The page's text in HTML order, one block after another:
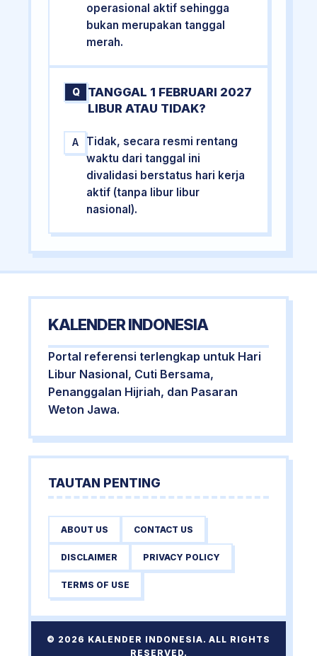
operasional aktif sehingga
bukan merupakan tanggal
merah.
Q
TANGGAL 1 FEBRUARI 2027
LIBUR ATAU TIDAK?
A
Tidak, secara resmi rentang
waktu dari tanggal ini
divalidasi berstatus hari kerja
aktif (tanpa libur libur
nasional).
KALENDER INDONESIA
Portal referensi terlengkap untuk Hari
Libur Nasional, Cuti Bersama,
Penanggalan Hijriah, dan Pasaran
Weton Jawa.
TAUTAN PENTING
ABOUT US CONTACT US
DISCLAIMER PRIVACY POLICY
TERMS OF USE
© 2026 KALENDER INDONESIA. ALL RIGHTS
RESERVED.